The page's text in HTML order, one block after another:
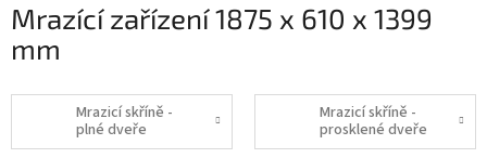
Mrazící zařízení 1875 x 610 x 1399
mm
Mrazicí skříně -
plné dveře
Mrazicí skříně -
prosklené dveře